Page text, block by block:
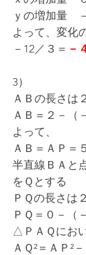
ｙの増加量　
よって、変化
－12／３＝ －
3）
ＡＢの長さは
ＡＢ＝２－（
よって、
ＡＢ＝ＡＰ＝
半直線ＢＡと
をＱとする
ＰＱの長さは
ＰＱ＝０－（
△ＰＡＱにお
ＡＱ²＝ＡＰ²